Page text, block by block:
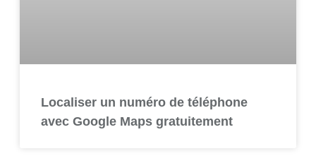
Localiser un numéro de téléphone
avec Google Maps gratuitement